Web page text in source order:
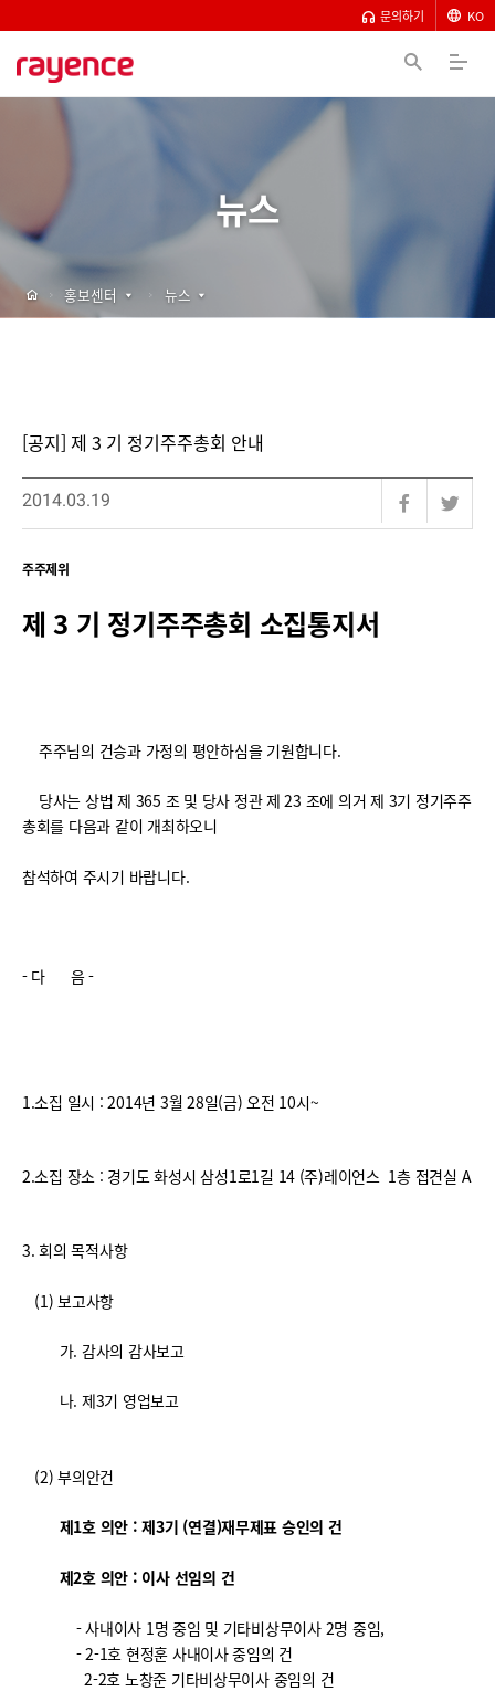
문의하기 KO
뉴스
[공지] 제 3 기 정기주주총회 안내
2014.03.19
주주제위
제 3 기 정기주주총회 소집통지서
주주님의 건승과 가정의 평안하심을 기원합니다.
당사는 상법 제 365 조 및 당사 정관 제 23 조에 의거 제 3기 정기주주
총회를 다음과 같이 개최하오니
참석하여 주시기 바랍니다.
- 다 음 -
1.소집 일시 : 2014년 3월 28일(금) 오전 10시~
2.소집 장소 : 경기도 화성시 삼성1로1길 14 (주)레이언스 1층 접견실 A
3. 회의 목적사항
(1) 보고사항
가. 감사의 감사보고
나. 제3기 영업보고
(2) 부의안건
제1호 의안 : 제3기 (연결)재무제표 승인의 건
제2호 의안 : 이사 선임의 건
- 사내이사 1명 중임 및 기타비상무이사 2명 중임,
- 2-1호 현정훈 사내이사 중임의 건
2-2호 노창준 기타비상무이사 중임의 건